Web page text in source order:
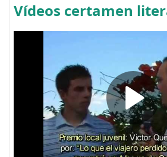
Vídeos certamen